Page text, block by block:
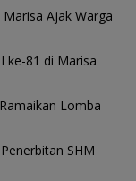
Ajak Warga
ke-81 di Marisa
Lomba
SHM